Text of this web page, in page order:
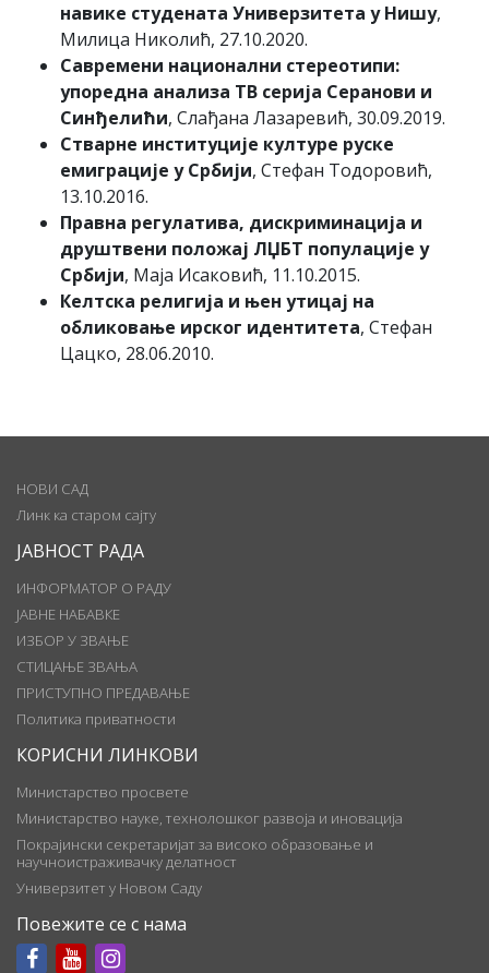
навике студената Универзитета у Нишу,
Милица Николић, 27.10.2020.
Савремени национални стереотипи:
упоредна анализа ТВ серија Серанови и
Синђелићи, Слађана Лазаревић, 30.09.2019.
Стварне институције културе руске
емиграције у Србији, Стефан Тодоровић,
13.10.2016.
Правна регулатива, дискриминација и
друштвени положај ЛЏБТ популације у
Србији, Маја Исаковић, 11.10.2015.
Келтска религија и њен утицај на
обликовање ирског идентитета, Стефан
Цацко, 28.06.2010.
НОВИ САД
Линк ка старом сајту
ЈАВНОСТ РАДА
ИНФОРМАТОР О РАДУ
ЈАВНЕ НАБАВКЕ
ИЗБОР У ЗВАЊЕ
СТИЦАЊЕ ЗВАЊА
ПРИСТУПНО ПРЕДАВАЊЕ
Политика приватности
КОРИСНИ ЛИНКОВИ
Министарство просвете
Министарство науке, технолошког развоја и иновација
Покрајински секретаријат за високо образовање и
научноистраживачку делатност
Универзитет у Новом Саду
Повежите се с нама